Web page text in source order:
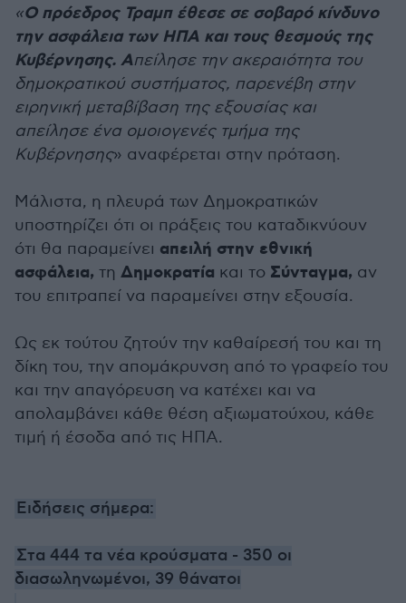
«Ο πρόεδρος Τραμπ έθεσε σε σοβαρό κίνδυνο
την ασφάλεια των ΗΠΑ και τους θεσμούς της
Κυβέρνησης. Απείλησε την ακεραιότητα του
δημοκρατικού συστήματος, παρενέβη στην
ειρηνική μεταβίβαση της εξουσίας και
απείλησε ένα ομοιογενές τμήμα της
Κυβέρνησης» αναφέρεται στην πρόταση.
Μάλιστα, η πλευρά των Δημοκρατικών
υποστηρίζει ότι οι πράξεις του καταδικνύουν
ότι θα παραμείνει απειλή στην εθνική
ασφάλεια, τη Δημοκρατία και το Σύνταγμα, αν
του επιτραπεί να παραμείνει στην εξουσία.
Ως εκ τούτου ζητούν την καθαίρεσή του και τη
δίκη του, την απομάκρυνση από το γραφείο του
και την απαγόρευση να κατέχει και να
απολαμβάνει κάθε θέση αξιωματούχου, κάθε
τιμή ή έσοδα από τις ΗΠΑ.
Ειδήσεις σήμερα:
Στα 444 τα νέα κρούσματα - 350 οι
διασωληνωμένοι, 39 θάνατοι